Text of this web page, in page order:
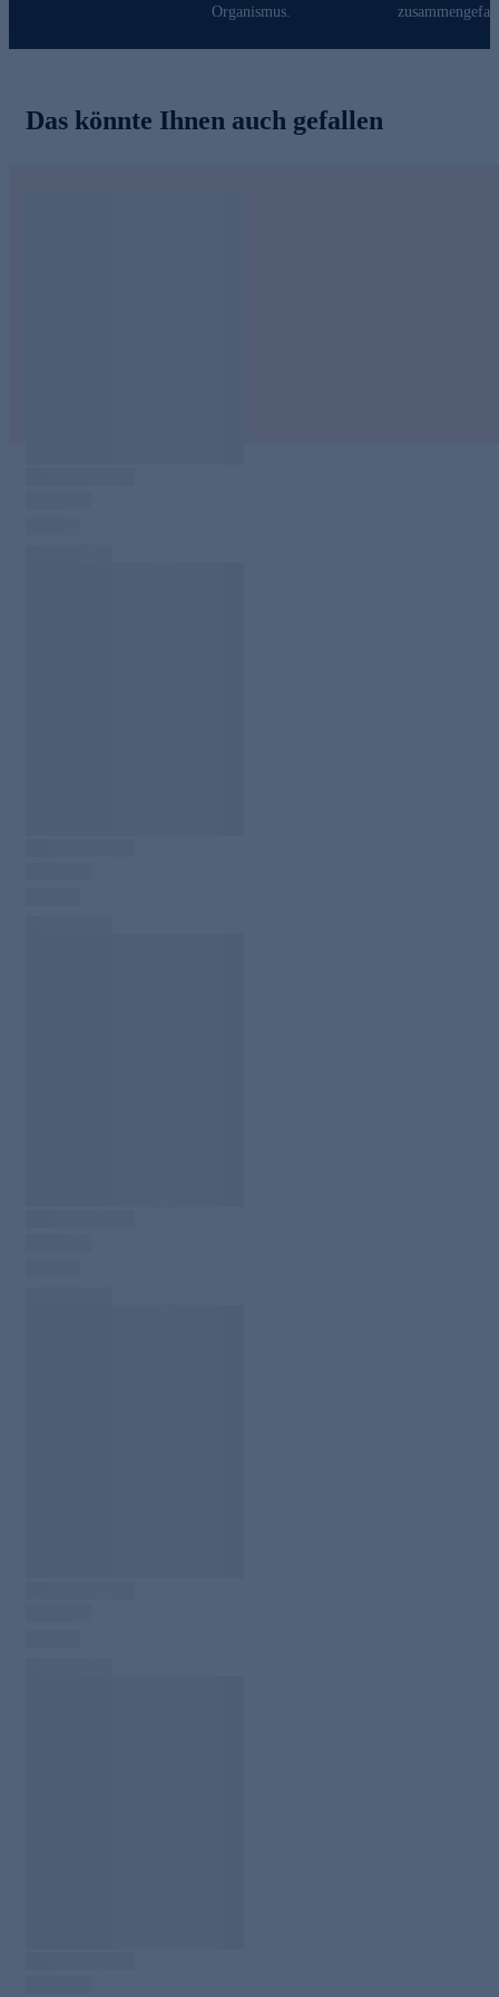
regelmäßig die höchste Qualität.
Jetzt ganz bequem online bestellen!
Organismus.
Das könnte Ihnen auch gefallen